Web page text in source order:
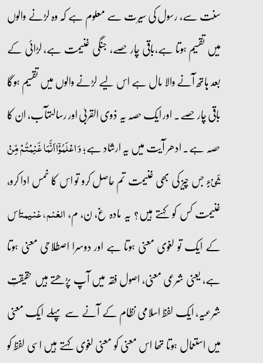
سنت سے، رسول کی سیرت سے معلوم ہے کہ وہ لڑنے والوں
میں تقسیم ہوتا ہے،باقی چار حصے، جنگی غنیمت ہے، لڑائی کے
بعد ہاتھ آنے والا مال ہے اس لیے لڑنے والوں میں تقسیم ہوگا
باقی چار حصے۔ اور ایک حصہ یہ ذوی القربیٰ اور رسالتمآب، ان کا
حصہ ہے۔ ادھر آیت میں یہ ارشاد ہے؛وَ اعۡلَمُوۡۤا اَنَّمَا غَنِمۡتُمۡ مِّنۡ
شَیۡءٍجس چیز کی بھی غنیمت تم حاصل کرو تو اس کا خمس ادا کرو،
غنیمت کس کو کہتے ہیں؟ یہ مادہ غ، ن، م،الغنم، غنیمتاس
کے ایک تو لغوی معنی ہوتا ہے اور دوسرا اصطلاحی معنی ہوتا
ہے، یعنی شرعی معنی، اصول فقہ میں آپ پڑھتے ہیں حقیقتِ
شرعیہ، ایک لفظ اسلامی نظام کے آنے سے پہلے ایک معنی
میں استعمال ہوتا تھا اس معنی کو معنی لغوی کہتے ہیں اسی لفظ کو